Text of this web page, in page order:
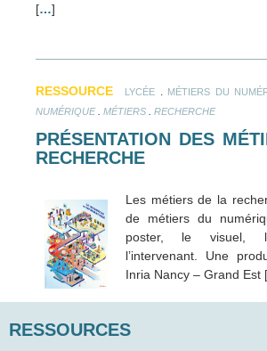
[…]
RESSOURCE LYCÉE MÉTIERS DU
NUMÉRIQUE. MÉTIERS RECHERCHE
PRÉSENTATION DES
RECHERCHE
Les métiers de la
de métiers du
poster, le visuel,
l’intervenant. Une
Inria Nancy – Grand Est [
RESSOURCES